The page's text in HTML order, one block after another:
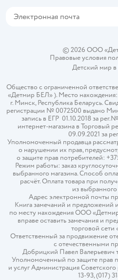
© 2026 ООО
Правовые условия
Детский мир в
Общество с ограниченной
«Детмир БЕЛ» ). Место нахождения:
г. Минск, Республика Беларусь.
регистрации № 0072500 выдано
запись в ЕГР 01.10.2018 за
интернет-магазина в Торговый
09.09.2021 за
Уполномоченный продавца
о нарушении их прав,
о защите прав потребителей:
Режим работы: заказ
выбранного магазина. Способ
расчёт. Оплата товара при
из выбранного
Адрес электронной почты
Книга замечаний и предложений
по месту нахождения ООО
вправе оставить замечания и
торговой сети
Ответственный за продвижение
с отечественными
Добрицкий Павел Валерьевич
Уполномоченный по защите прав
и услуг Администрация Советского
13-93, (017)